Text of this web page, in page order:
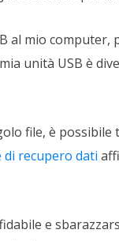
al mio computer,
unità USB è
file, è
recupero dati
e